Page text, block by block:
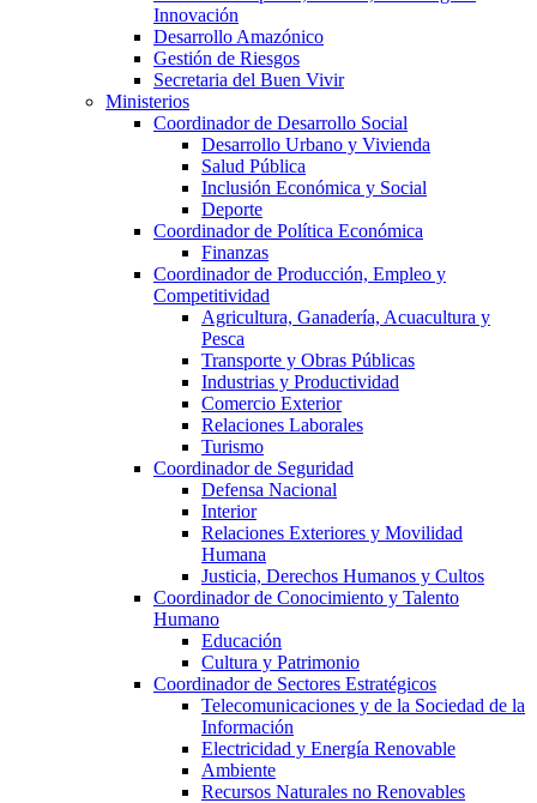
Innovación
Desarrollo Amazónico
Gestión de Riesgos
Secretaria del Buen Vivir
Ministerios
Coordinador de Desarrollo Social
Desarrollo Urbano y Vivienda
Salud Pública
Inclusión Económica y Social
Deporte
Coordinador de Política Económica
Finanzas
Coordinador de Producción, Empleo y
Competitividad
Agricultura, Ganadería, Acuacultura y
Pesca
Transporte y Obras Públicas
Industrias y Productividad
Comercio Exterior
Relaciones Laborales
Turismo
Coordinador de Seguridad
Defensa Nacional
Interior
Relaciones Exteriores y Movilidad
Humana
Justicia, Derechos Humanos y Cultos
Coordinador de Conocimiento y Talento
Humano
Educación
Cultura y Patrimonio
Coordinador de Sectores Estratégicos
Telecomunicaciones y de la Sociedad de la
Información
Electricidad y Energía Renovable
Ambiente
Recursos Naturales no Renovables